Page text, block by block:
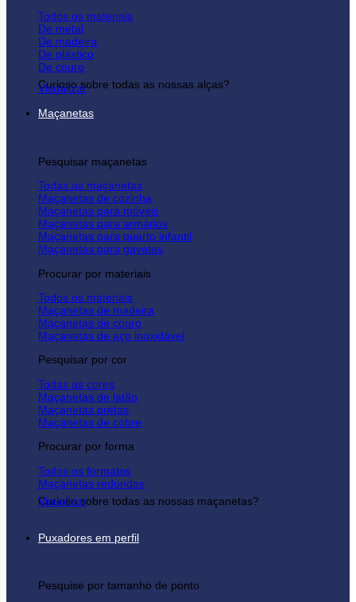
Todos os materiais
De metal
De madeira
De plástico
De couro
Curioso sobre todas as nossas alças?
Visualizar
Maçanetas
Pesquisar maçanetas
Todas as maçanetas
Maçanetas de cozinha
Maçanetas para móveis
Maçanetas para armários
Maçanetas para quarto infantil
Maçanetas para gavetas
Procurar por materiais
Todos os materiais
Maçanetas de madeira
Maçanetas de couro
Maçanetas de aço inoxidável
Pesquisar por cor
Todas as cores
Maçanetas de latão
Maçanetas pretas
Maçanetas de cobre
Procurar por forma
Todos os formatos
Maçanetas redondas
Curioso sobre todas as nossas maçanetas?
Visualizar
Puxadores em perfil
Pesquise por tamanho de ponto